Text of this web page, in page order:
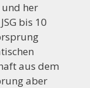
her
bis 10
aus dem
aber